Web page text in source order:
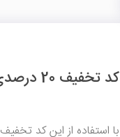
کد تخفیف 20 درصدی بسته‌های 1 ماهه گفتینو